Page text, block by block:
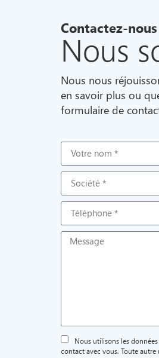
Contactez-
Nous
Nous nous
en savoir plus ou
formulaire de
Nous utilisons les
contact avec vous. Toute